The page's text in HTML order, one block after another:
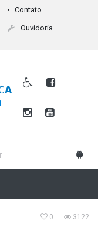
Contato
Ouvidoria
0 3122